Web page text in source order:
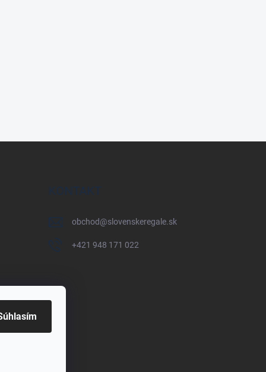
KONTAKT
obchod@slovenskeregale.sk
+421 948 171 022